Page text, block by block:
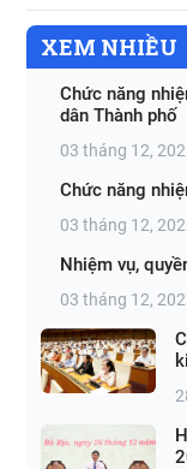
XEM NHIỀU
Chức năng
dân Thành phố
03 tháng 12,
Chức năng
03 tháng 12,
Nhiệm vụ,
03 tháng 12,